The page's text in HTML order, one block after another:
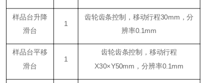
样品台升降
滑台
1
齿轮齿条控制，移动行程30mm，分
辨率0.1mm
样品台平移
滑台
1
齿轮齿条控制，移动行程
X30×Y50mm，分辨率0.1mm